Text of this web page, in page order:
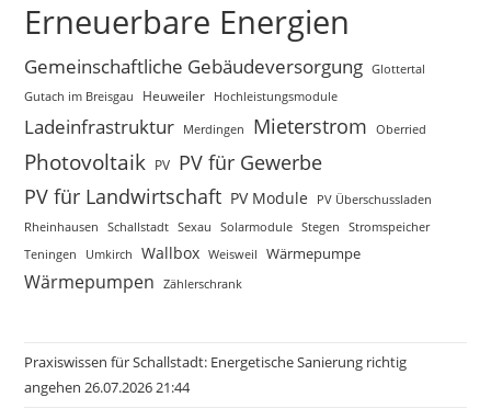
Erneuerbare Energien
Gemeinschaftliche Gebäudeversorgung Glottertal
Gutach im Breisgau
Heuweiler Hochleistungsmodule
Ladeinfrastruktur Merdingen Mieterstrom Oberried
Photovoltaik PV PV für Gewerbe
PV für Landwirtschaft PV Module
PV Überschussladen
Rheinhausen
Schallstadt Sexau Solarmodule Stegen
Stromspeicher
Teningen
Umkirch Wallbox Weisweil Wärmepumpe
Wärmepumpen Zählerschrank
Praxiswissen für Schallstadt: Energetische Sanierung richtig
angehen 26.07.2026 21:44